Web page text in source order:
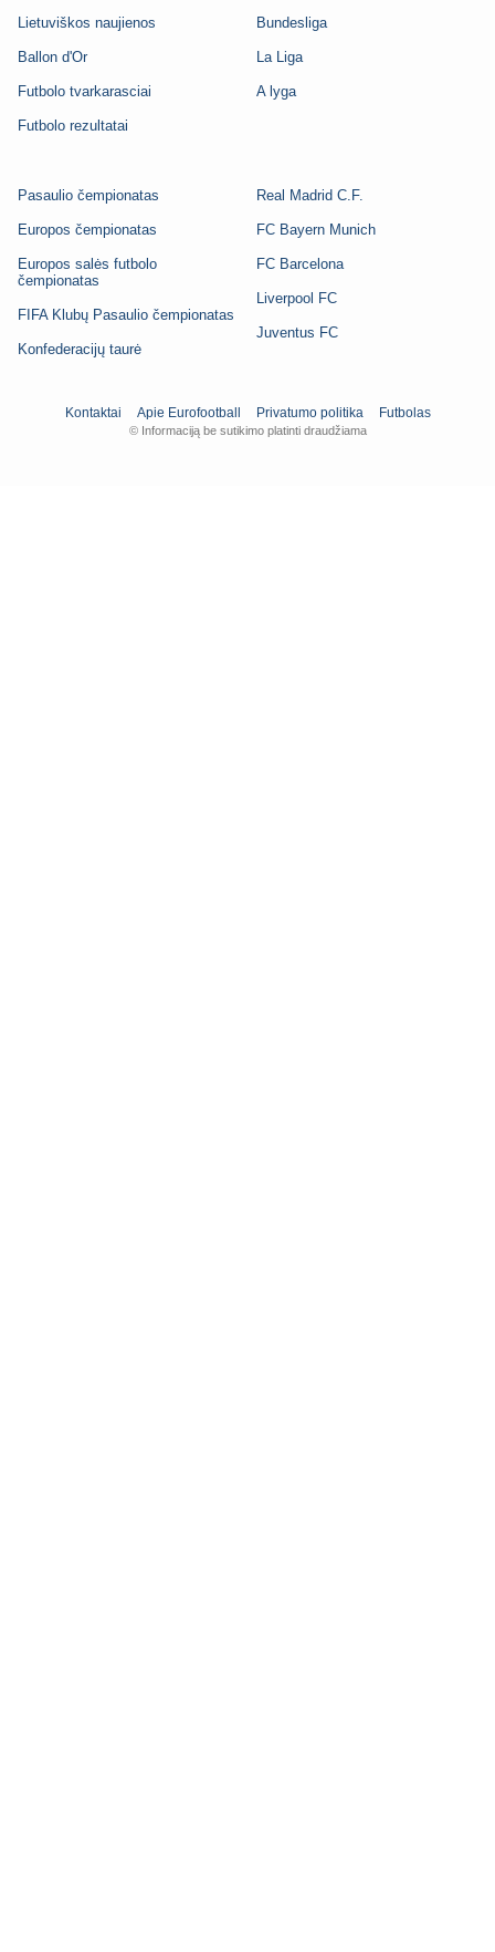
Lietuviškos naujienos
Ballon d'Or
Futbolo tvarkarasciai
Futbolo rezultatai
Bundesliga
La Liga
A lyga
Pasaulio čempionatas
Europos čempionatas
Europos salės futbolo
čempionatas
FIFA Klubų Pasaulio čempionatas
Konfederacijų taurė
Real Madrid C.F.
FC Bayern Munich
FC Barcelona
Liverpool FC
Juventus FC
Kontaktai Apie Eurofootball Privatumo politika Futbolas
© Informaciją be sutikimo platinti draudžiama